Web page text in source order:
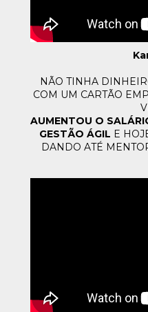
NÃO TINHA
COM UM CARTÃO
AUMENTOU O
GESTÃO ÁGIL E
DANDO ATÉ